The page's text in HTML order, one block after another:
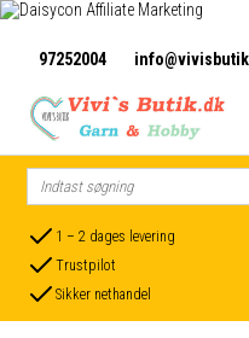
97252004
1 – 2 dages levering
Trustpilot
Sikker nethandel